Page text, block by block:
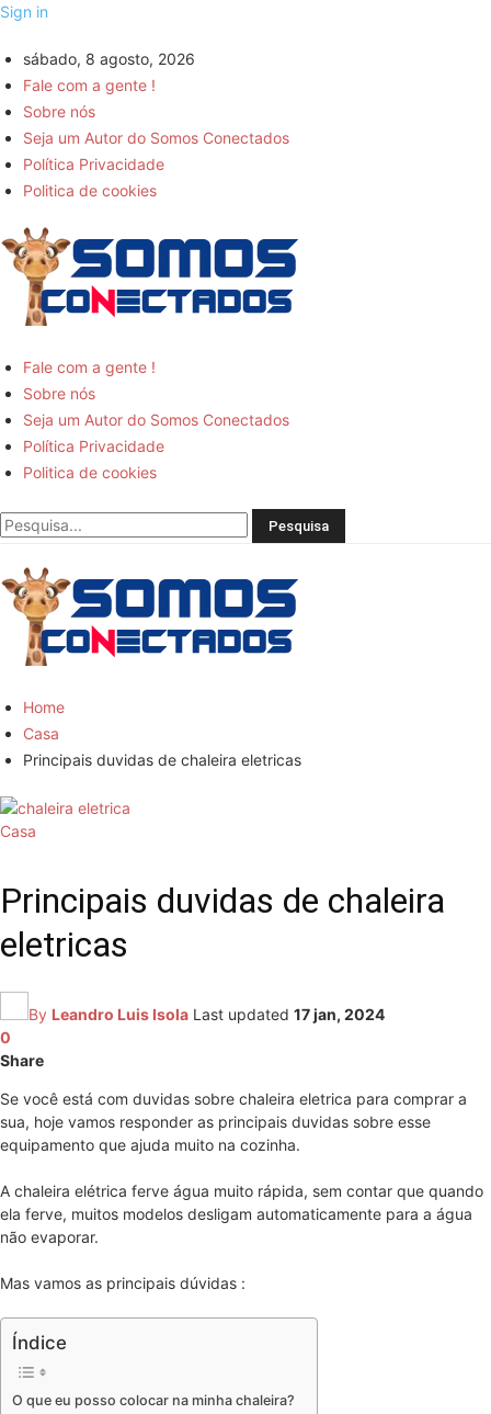
Sign in
sábado, 8 agosto, 2026
Fale com a gente !
Sobre nós
Seja um Autor do Somos Conectados
Política Privacidade
Politica de cookies
Somos
Conectados
-
Você
bem
informado
Fale com a gente !
Sobre nós
Seja um Autor do Somos Conectados
Política Privacidade
Politica de cookies
Home
Casa
Principais duvidas de chaleira eletricas
Casa
Principais duvidas de chaleira
eletricas
By Leandro Luis Isola Last updated 17 jan, 2024
0
Share
Se você está com duvidas sobre chaleira eletrica para comprar a
sua, hoje vamos responder as principais duvidas sobre esse
equipamento que ajuda muito na cozinha.
A chaleira elétrica ferve água muito rápida, sem contar que quando
ela ferve, muitos modelos desligam automaticamente para a água
não evaporar.
Mas vamos as principais dúvidas :
Índice
O que eu posso colocar na minha chaleira?